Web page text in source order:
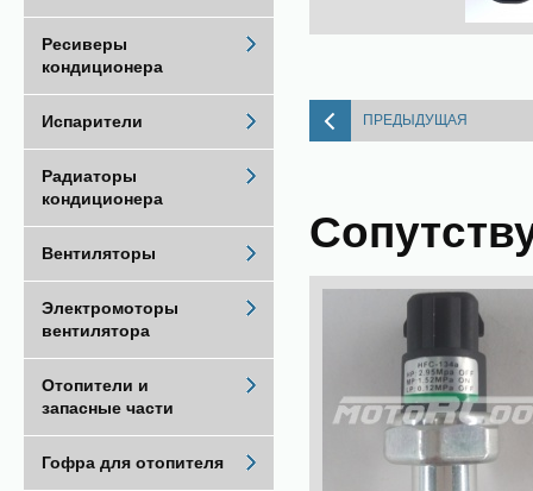
ПРЕДЫДУЩАЯ
Ресиверы
кондиционера
Испарители
Радиаторы
кондиционера
Вентиляторы
Электромоторы
вентилятора
Отопители и
запасные части
Гофра для отопителя